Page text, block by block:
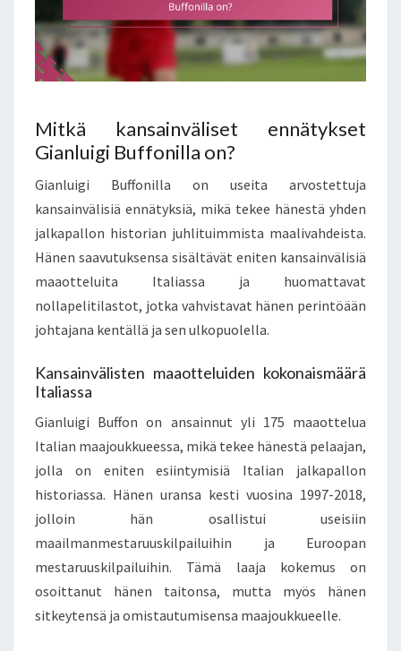
Mitkä kansainväliset ennätykset
Gianluigi Buffonilla on?
Gianluigi Buffonilla on useita arvostettuja
kansainvälisiä ennätyksiä, mikä tekee hänestä yhden
jalkapallon historian juhlituimmista maalivahdeista.
Hänen saavutuksensa sisältävät eniten kansainvälisiä
maaotteluita Italiassa ja huomattavat
nollapelitilastot, jotka vahvistavat hänen perintöään
johtajana kentällä ja sen ulkopuolella.
Kansainvälisten maaotteluiden kokonaismäärä
Italiassa
Gianluigi Buffon on ansainnut yli 175 maaottelua
Italian maajoukkueessa, mikä tekee hänestä pelaajan,
jolla on eniten esiintymisiä Italian jalkapallon
historiassa. Hänen uransa kesti vuosina 1997-2018,
jolloin hän osallistui useisiin
maailmanmestaruuskilpailuihin ja Euroopan
mestaruuskilpailuihin. Tämä laaja kokemus on
osoittanut hänen taitonsa, mutta myös hänen
sitkeytensä ja omistautumisensa maajoukkueelle.